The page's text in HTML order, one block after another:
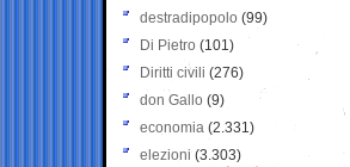
destradipopolo (99)
Di Pietro (101)
Diritti civili (276)
don Gallo (9)
economia (2.331)
elezioni (3.303)